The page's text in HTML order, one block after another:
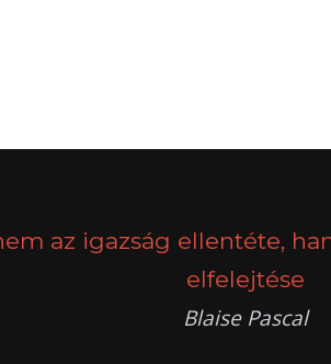
az igazság ellentéte,
elfelejtése
Blaise Pascal